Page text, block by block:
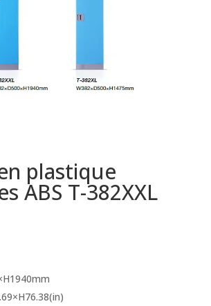
plastique
ABS T-382XXL